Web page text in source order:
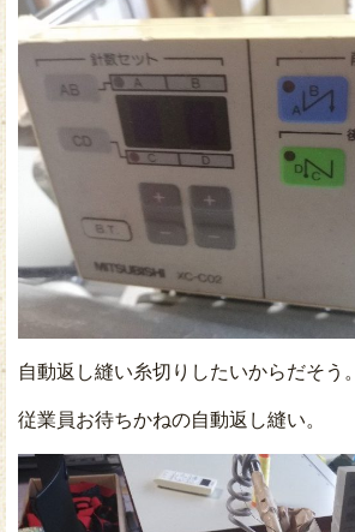
自動返し縫い糸切りしたいからだそう。
従業員お待ちかねの自動返し縫い。